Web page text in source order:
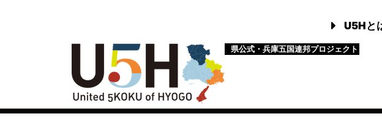
U5Hと
県公式・兵庫五国連邦プロジェクト